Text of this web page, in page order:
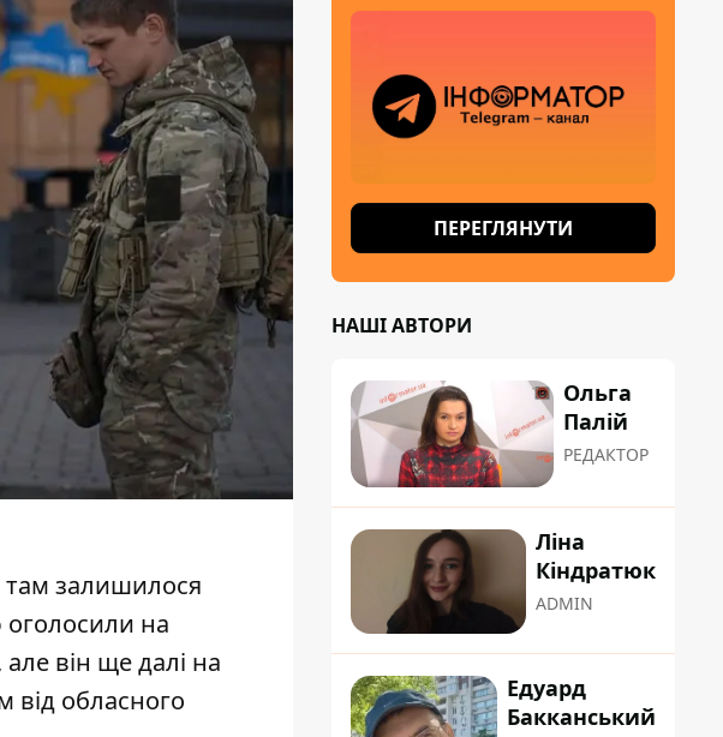
там залишилося
оголосили на
він ще далі на
від обласного
ПЕРЕГЛЯНУТИ
НАШІ АВТОРИ
Ольга
Палій
РЕДАКТОР
Ліна
Кіндратюк
ADMIN
Едуард
Бакканський